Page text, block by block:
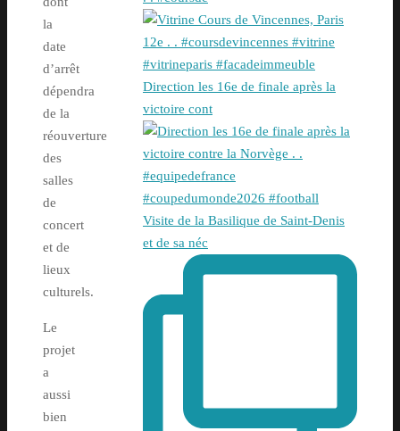
la
date
d’arrêt
dépendra
de la
réouverture
des
salles
de
concert
et de
lieux
culturels.
Le
projet
a
aussi
bien
Direction les 16e de finale après la
victoire cont
Visite de la Basilique de Saint-Denis
et de sa néc